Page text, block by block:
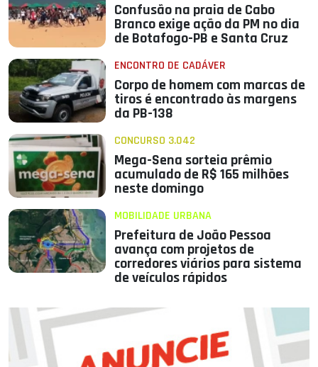
Confusão na praia de Cabo
Branco exige ação da PM no dia
de Botafogo-PB e Santa Cruz
ENCONTRO DE CADÁVER
Corpo de homem com marcas de
tiros é encontrado às margens
da PB-138
CONCURSO 3.042
Mega-Sena sorteia prêmio
acumulado de R$ 165 milhões
neste domingo
MOBILIDADE URBANA
Prefeitura de João Pessoa
avança com projetos de
corredores viários para sistema
de veículos rápidos